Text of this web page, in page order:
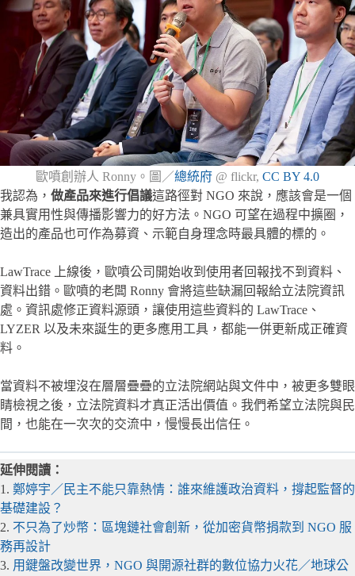
歐噴創辦人 Ronny。圖／總統府 @ flickr, CC BY 4.0
我認為， 做產品來進行倡議這路徑對 NGO 來說，應該會是一個
兼具實用性與傳播影響力的好方法。NGO 可望在過程中擴圈，
造出的產品也可作為募資、示範自身理念時最具體的標的。
LawTrace 上線後，歐噴公司開始收到使用者回報找不到資料、
資料出錯。歐噴的老闆 Ronny 會將這些缺漏回報給立法院資訊
處。資訊處修正資料源頭，讓使用這些資料的 LawTrace、
LYZER 以及未來誕生的更多應用工具，都能一併更新成正確資
料。
當資料不被埋沒在層層疊疊的立法院網站與文件中，被更多雙眼
睛檢視之後，立法院資料才真正活出價值。我們希望立法院與民
間，也能在一次次的交流中，慢慢長出信任。
延伸閱讀：
1. 鄭婷宇／民主不能只靠熱情：誰來維護政治資料，撐起監督的
基礎建設？
2. 不只為了炒幣：區塊鏈社會創新，從加密貨幣捐款到 NGO 服
務再設計
3. 用鍵盤改變世界，NGO 與開源社群的數位協力火花／地球公